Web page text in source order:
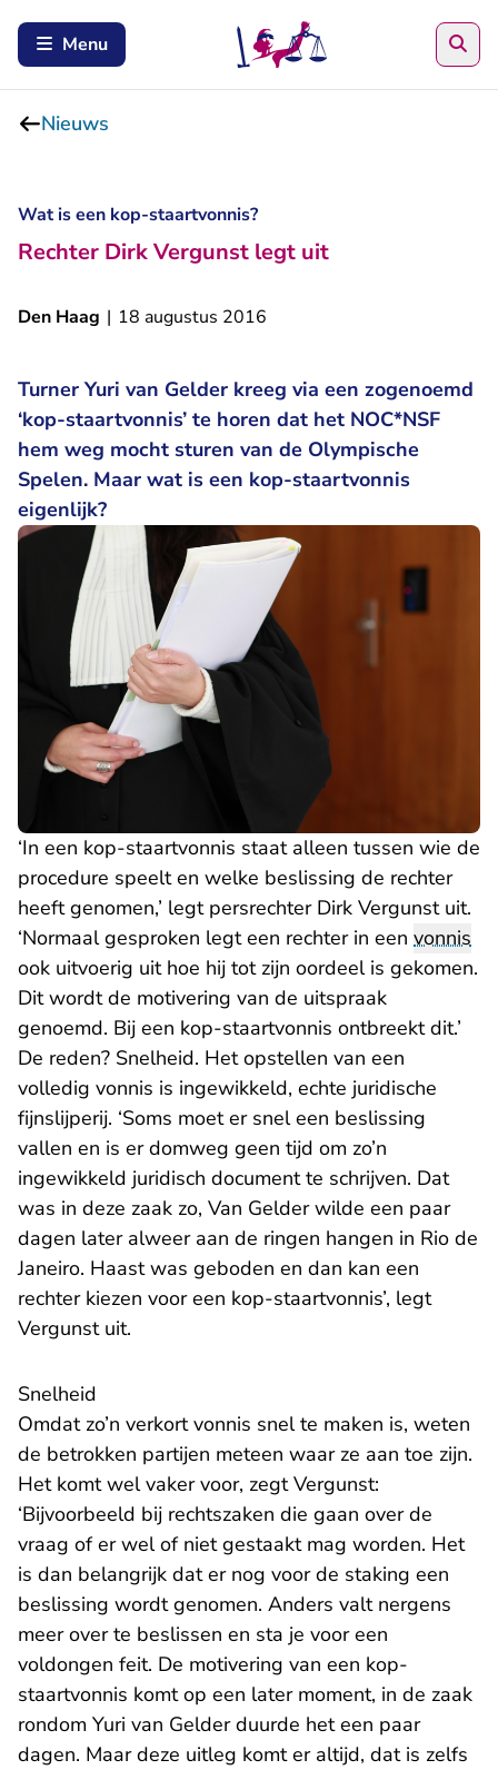
Menu
Nieuws
Wat is een kop-staartvonnis?
Rechter Dirk Vergunst legt uit
Den Haag | 18 augustus 2016
Turner Yuri van Gelder kreeg via een zogenoemd
‘kop-staartvonnis’ te horen dat het NOC*NSF
hem weg mocht sturen van de Olympische
Spelen. Maar wat is een kop-staartvonnis
eigenlijk?
‘In een kop-staartvonnis staat alleen tussen wie de
procedure speelt en welke beslissing de rechter
heeft genomen,’ legt persrechter Dirk Vergunst uit.
‘Normaal gesproken legt een rechter in een vonnis
ook uitvoerig uit hoe hij tot zijn oordeel is gekomen.
Dit wordt de motivering van de uitspraak
genoemd. Bij een kop-staartvonnis ontbreekt dit.’
De reden? Snelheid. Het opstellen van een
volledig vonnis is ingewikkeld, echte juridische
fijnslijperij. ‘Soms moet er snel een beslissing
vallen en is er domweg geen tijd om zo’n
ingewikkeld juridisch document te schrijven. Dat
was in deze zaak zo, Van Gelder wilde een paar
dagen later alweer aan de ringen hangen in Rio de
Janeiro. Haast was geboden en dan kan een
rechter kiezen voor een kop-staartvonnis’, legt
Vergunst uit.
Snelheid
Omdat zo’n verkort vonnis snel te maken is, weten
de betrokken partijen meteen waar ze aan toe zijn.
Het komt wel vaker voor, zegt Vergunst:
‘Bijvoorbeeld bij rechtszaken die gaan over de
vraag of er wel of niet gestaakt mag worden. Het
is dan belangrijk dat er nog voor de staking een
beslissing wordt genomen. Anders valt nergens
meer over te beslissen en sta je voor een
voldongen feit. De motivering van een kop-
staartvonnis komt op een later moment, in de zaak
rondom Yuri van Gelder duurde het een paar
dagen. Maar deze uitleg komt er altijd, dat is zelfs